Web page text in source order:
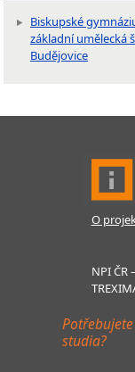
Biskupské
základní umělecká
Budějovice
O
NPI ČR
studia?